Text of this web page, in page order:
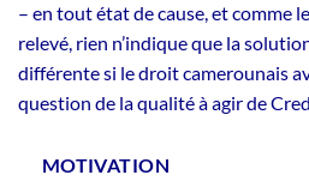
– en tout état de cause, et comme
relevé, rien n’indique que la
différente si le droit camerounais
question de la qualité à agir de
MOTIVATION